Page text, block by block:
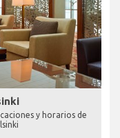
y horarios de